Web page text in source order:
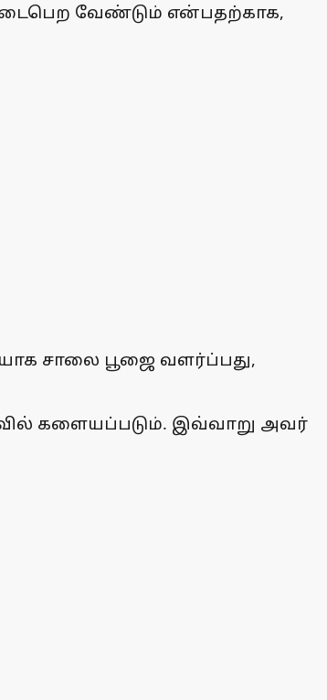
நடைபெற வேண்டும் என்பதற்காக,
சாலை பூஜை வளர்ப்பது,
களையப்படும். இவ்வாறு அவர்